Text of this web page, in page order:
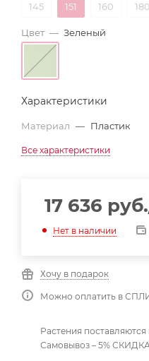
145
151 160 180
Цвет — Зеленый
Характеристики
Материал — Пластик
Все характеристики
17 636 руб.
Нет в наличии
Хочу в подарок
Можно оплатить в
Растения поставляются
Самовывоз – 5% СКИДКА